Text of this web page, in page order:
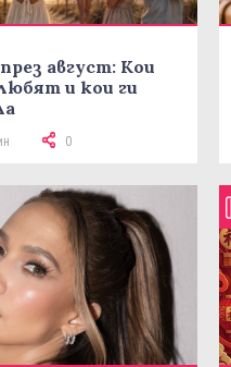
август: Кои
и кои ги
0